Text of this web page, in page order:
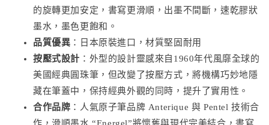
的旋轉更加安定，書寫更滑順，出墨不間斷，速乾膠狀
墨水，墨色更飽和。
品質優異 ：日本原裝進口，材質堅固耐用
按壓式設計 ：外型的設計靈感來自1960年代風靡全球的
美國經典圓珠筆，但改變了按壓方式，將機構巧妙地隱
藏在筆蓋中，保持經典外觀的同時，提升了實用性。
合作品牌 ：人氣原子筆品牌 Anterique 與 Pentel 技術合